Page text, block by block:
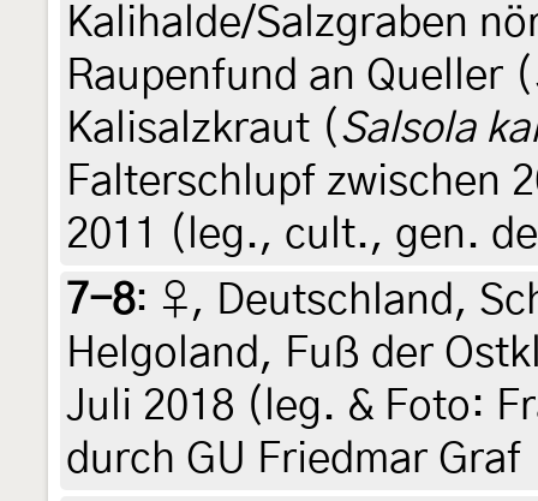
Kalihalde/Salzgraben
Raupenfund an Queller (
Kalisalzkraut ( Salsola
Falterschlupf zwischen
2011 (leg., cult., gen.
7-8: ♀, Deutschland,
Helgoland, Fuß der
Juli 2018 (leg. & Foto:
durch GU Friedmar Graf